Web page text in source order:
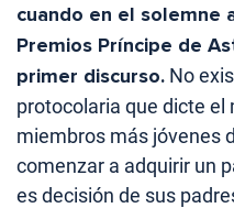
cuando en el solemne
Premios Príncipe de
primer discurso. No
protocolaria que dicte el
miembros más jóvenes
comenzar a adquirir un
es decisión de sus